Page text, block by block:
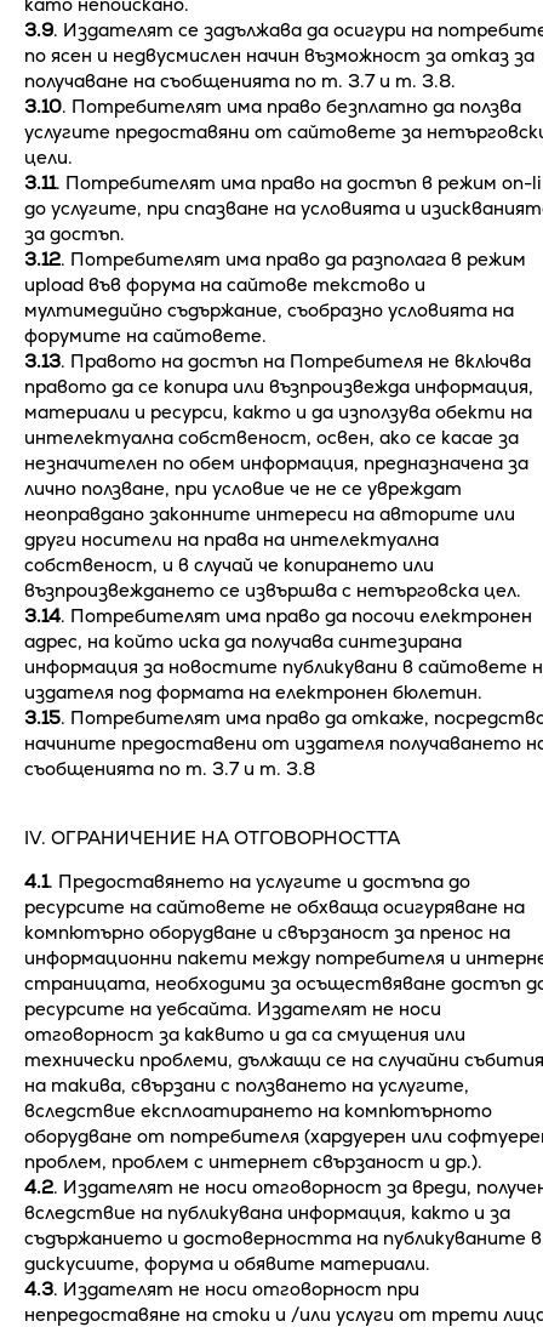
3.9. Издателят се задължава да осигури на
по ясен и недвусмислен начин възможност за отказ за
получаване на съобщенията по т. 3.7 и т. 3.8.
3.10. Потребителят има право безплатно да ползва
услугите предоставяни от сайтовете за
цели.
3.11. Потребителят има право на достъп в режим on-
до услугите, при спазване на условията и
за достъп.
3.12. Потребителят има право да разполага в режим
upload във форума на сайтове текстово и
мултимедийно съдържание, съобразно условията на
форумите на сайтовете.
3.13. Правото на достъп на Потребителя не включва
правото да се копира или възпроизвежда информация,
материали и ресурси, както и да използува обекти на
интелектуална собственост, освен, ако се касае за
незначителен по обем информация, предназначена за
лично ползване, при условие че не се увреждат
неоправдано законните интереси на авторите или
други носители на права на интелектуална
собственост, и в случай че копирането или
възпроизвеждането се извършва с нетърговска цел.
3.14. Потребителят има право да посочи електронен
адрес, на който иска да получава синтезирана
информация за новостите публикувани в сайтовете
издателя под формата на електронен бюлетин.
3.15. Потребителят има право да откаже,
начините предоставени от издателя получаването
съобщенията по т. 3.7 и т. 3.8
ІV. ОГРАНИЧЕНИЕ НА ОТГОВОРНОСТТА
4.1. Предоставянето на услугите и достъпа до
ресурсите на сайтовете не обхваща осигуряване на
компютърно оборудване и свързаност за пренос на
информационни пакети между потребителя и
страницата, необходими за осъществяване достъп
ресурсите на уебсайта. Издателят не носи
отговорност за каквито и да са смущения или
технически проблеми, дължащи се на случайни
на такива, свързани с ползването на услугите,
вследствие експлоатирането на компютърното
оборудване от потребителя (хардуерен или
проблем, проблем с интернет свързаност и др.).
4.2. Издателят не носи отговорност за вреди,
вследствие на публикувана информация, както и за
съдържанието и достоверността на публикуваните в
дискусиите, форума и обявите материали.
4.3. Издателят не носи отговорност при
непредоставяне на стоки и /или услуги от трети